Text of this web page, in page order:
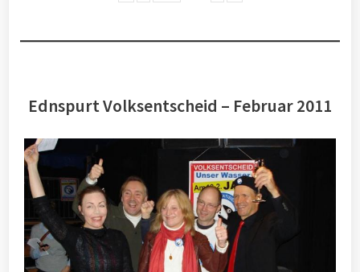
Ednspurt Volksentscheid – Februar 2011